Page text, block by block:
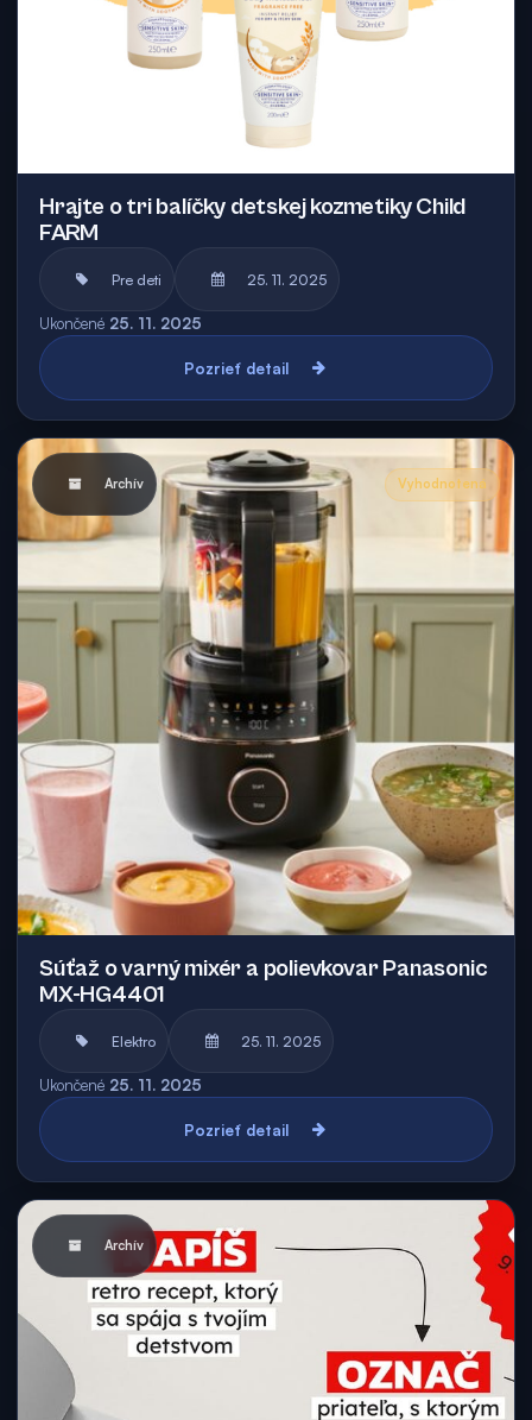
Hrajte o tri balíčky detskej kozmetiky Child
FARM
Pre deti 25. 11. 2025
Ukončené 25. 11. 2025
Pozrieť detail
Archív Vyhodnotená
Súťaž o varný mixér a polievkovar Panasonic
MX-HG4401
Elektro 25. 11. 2025
Ukončené 25. 11. 2025
Pozrieť detail
Archív